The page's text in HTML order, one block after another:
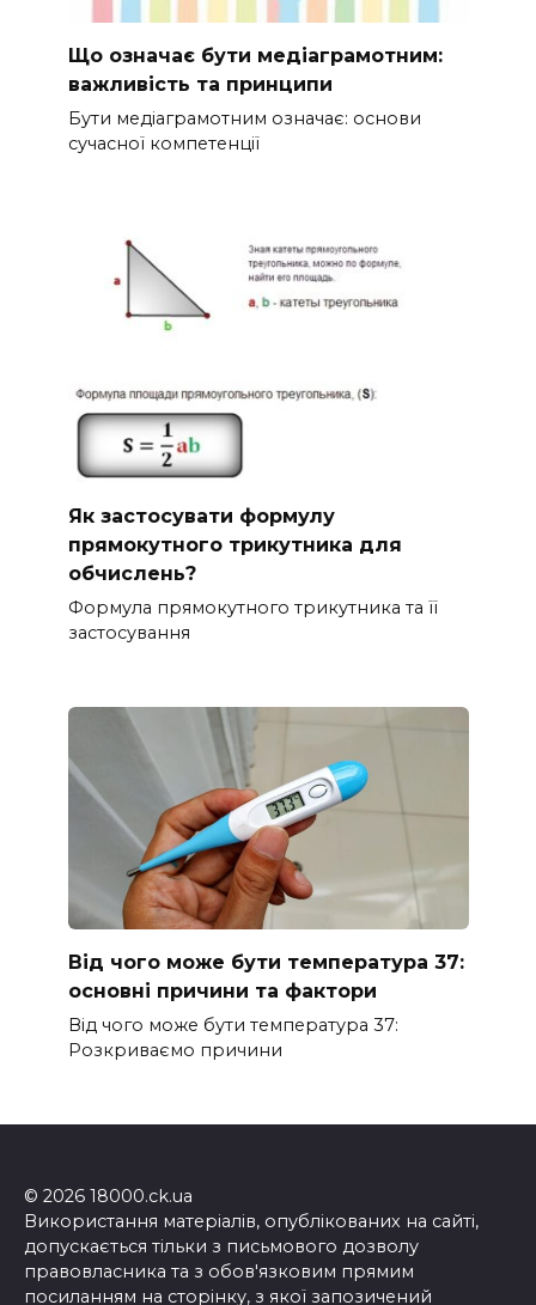
Що означає бути медіаграмотним:
важливість та принципи
Бути медіаграмотним означає: основи
сучасної компетенції
Як застосувати формулу
прямокутного трикутника для
обчислень?
Формула прямокутного трикутника та її
застосування
Від чого може бути температура 37:
основні причини та фактори
Від чого може бути температура 37:
Розкриваємо причини
© 2026 18000.ck.ua
Використання матеріалів, опублікованих на сайті,
допускається тільки з письмового дозволу
правовласника та з обов'язковим прямим
посиланням на сторінку, з якої запозичений